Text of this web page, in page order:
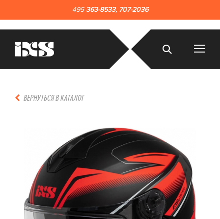
495 363-8533, 707-2036
ВЕРНУТЬСЯ В КАТАЛОГ